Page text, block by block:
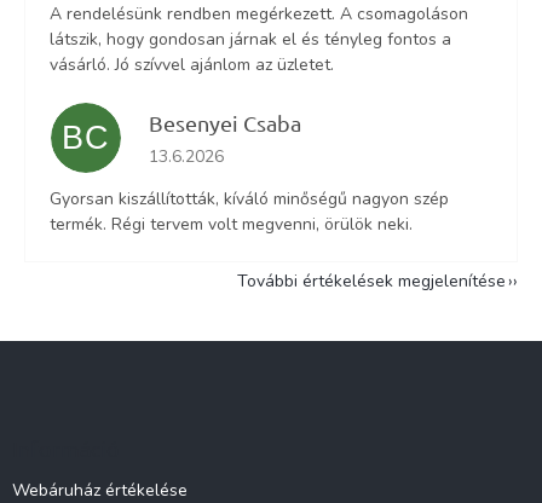
A rendelésünk rendben megérkezett. A csomagoláson
látszik, hogy gondosan járnak el és tényleg fontos a
vásárló. Jó szívvel ajánlom az üzletet.
BC Besenyei Csaba
Az áruház értékelése 5-ből 5 csillag.
13.6.2026
Gyorsan kiszállították, kíváló minőségű nagyon szép
termék. Régi tervem volt megvenni, örülök neki.
További értékelések megjelenítése
Webáruház értékelése